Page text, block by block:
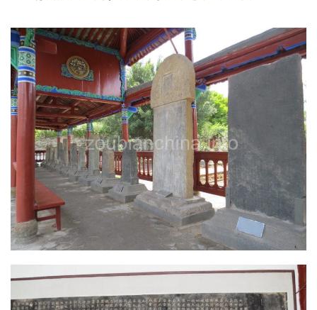
中国お薦め観光地